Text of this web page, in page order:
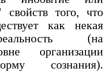
того, что
как некая
(на
организации
сознания).